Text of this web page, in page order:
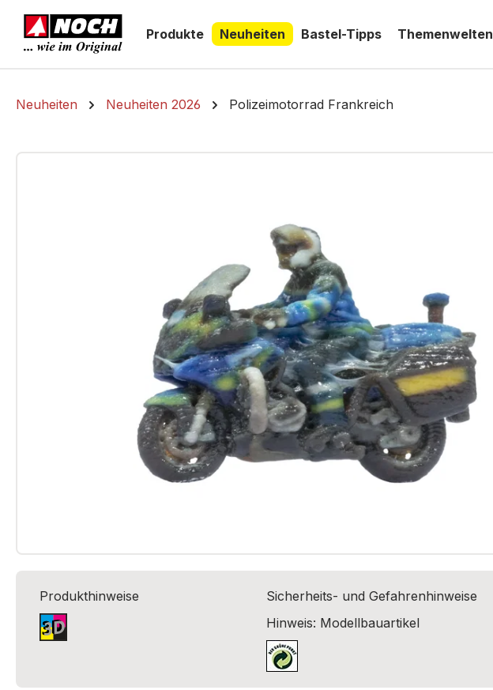
Zur Hauptnavigation springen
Produkte
Neuheiten Bastel-Tipps Themenwelten
Neuheiten Neuheiten 2026 Polizeimotorrad Frankreich
Bildergalerie überspringen
Produkthinweise
Sicherheits- und Gefahrenhinweise
Hinweis: Modellbauartikel